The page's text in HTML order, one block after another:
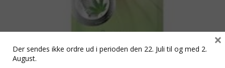
Der sendes ikke ordre ud i perioden den 22. Juli til og med 2.
August.
×